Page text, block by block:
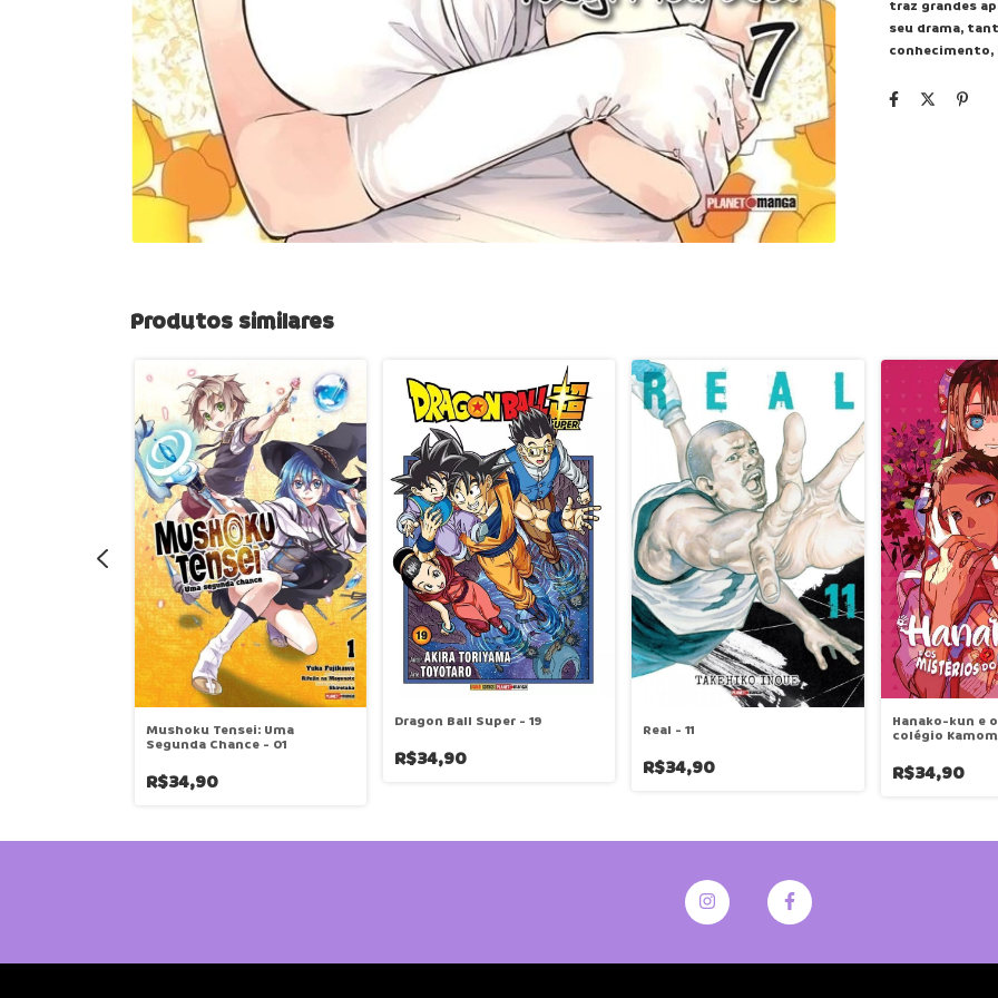
traz grandes
seu drama,
conhecimento,
Produtos similares
Mushoku Tensei: Uma
Segunda Chance - 01
R$34,90
Dragon Ball Super - 19
R$34,90
Real - 11
R$34,90
Hanako-kun e
colégio
R$34,90